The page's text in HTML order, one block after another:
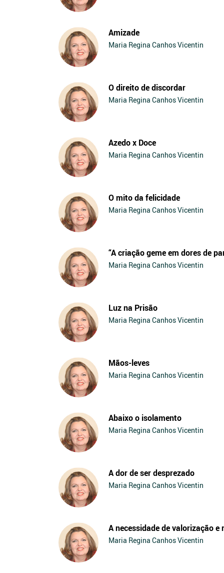
Amizade
Maria Regina Canhos Vicentin
O direito de discordar
Maria Regina Canhos Vicentin
Azedo x Doce
Maria Regina Canhos Vicentin
O mito da felicidade
Maria Regina Canhos Vicentin
“A criação geme em dores de
Maria Regina Canhos Vicentin
Luz na Prisão
Maria Regina Canhos Vicentin
Mãos-leves
Maria Regina Canhos Vicentin
Abaixo o isolamento
Maria Regina Canhos Vicentin
A dor de ser desprezado
Maria Regina Canhos Vicentin
A necessidade de valorização e
Maria Regina Canhos Vicentin